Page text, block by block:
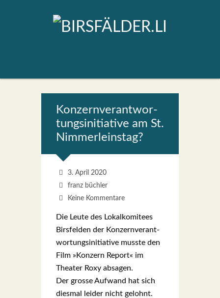
Kon­zern­ver­ant­wor­
tungs­in­itia­ti­ve am St.
Nim­mer­leins­tag?
3. April 2020
franz büchler
Keine Kommentare
Die Leu­te des Lokal­ko­mi­tees
Birs­fel­den der Kon­zern­ver­ant­
wor­tungs­in­itia­ti­ve muss­te den
Film »Kon­zern Report« im
Thea­ter Roxy absa­gen.
Der gros­se Auf­wand hat sich
dies­mal lei­der nicht gelohnt.